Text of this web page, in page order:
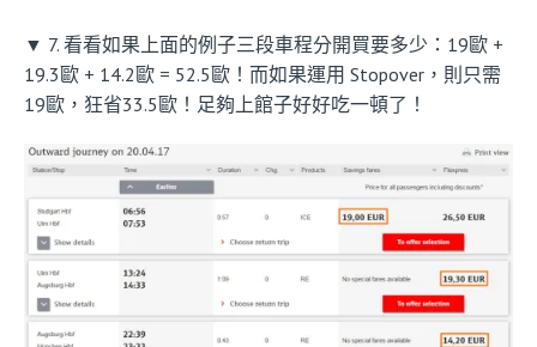
▼ 7. 看看如果上面的例子三段車程分開買要多少：19歐 +
19.3歐 + 14.2歐 = 52.5歐！而如果運用 Stopover，則只需
19歐，狂省33.5歐！足夠上館子好好吃一頓了！